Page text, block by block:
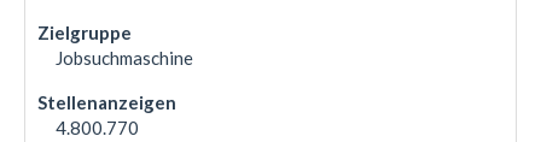
Jobsuchmaschine
4.800.770